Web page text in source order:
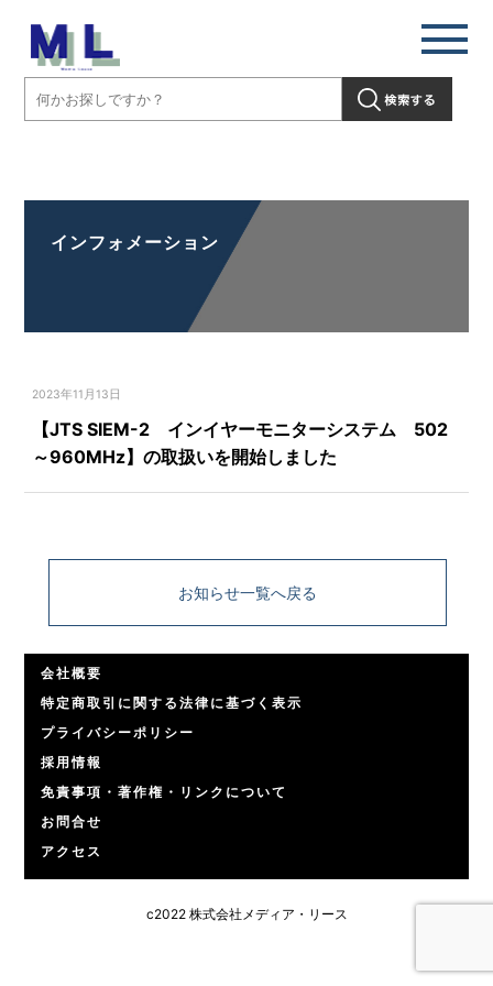
インフォメーション
2023年11月13日
【JTS SIEM-2 インイヤーモニターシステム 502
～960MHz】の取扱いを開始しました
お知らせ一覧へ戻る
会社概要
特定商取引に関する法律に基づく表示
プライバシーポリシー
採用情報
免責事項・著作権・リンクについて
お問合せ
アクセス
c2022 株式会社メディア・リース